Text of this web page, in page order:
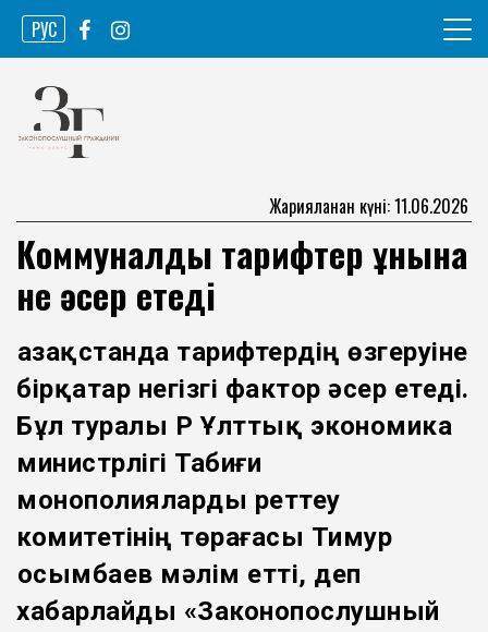
Skip
content
РУС
Законопослушный гражданин
Жарияланған күні: 11.06.2026
Коммуналдық тарифтер құнына
не әсер етеді
Қазақстанда тарифтердің өзгеруіне
бірқатар негізгі фактор әсер етеді.
Бұл туралы ҚР Ұлттық экономика
министрлігі Табиғи
монополияларды реттеу
комитетінің төрағасы Тимур
Қосымбаев мәлім етті, деп
хабарлайды «Законопослушный